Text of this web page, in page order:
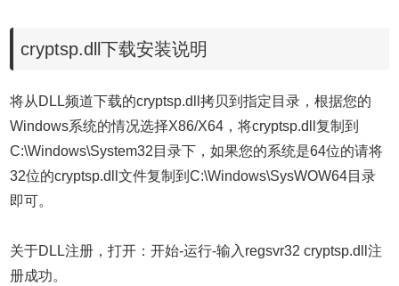
cryptsp.dll下载安装说明
将从DLL频道下载的cryptsp.dll拷贝到指定目录，根据您的
Windows系统的情况选择X86/X64，将cryptsp.dll复制到
C:\Windows\System32目录下，如果您的系统是64位的请将
32位的cryptsp.dll文件复制到C:\Windows\SysWOW64目录
即可。
关于DLL注册，打开：开始-运行-输入regsvr32 cryptsp.dll注
册成功。